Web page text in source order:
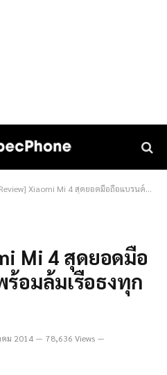
Xiaomi Mi 4 สุดยอดมือถือแบรนด์จีนที่พร้อมล้มเรือธงทุกรุ่นในตลาด
Mi 4 สุดยอดมือ
อมล้มเรือธงทุก
คม 2014
78,636 Views